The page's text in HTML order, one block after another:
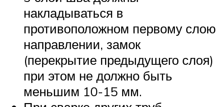
накладываться в
противоположном первому слою
направлении, замок
(перекрытие предыдущего слоя)
при этом не должно быть
меньшим 10-15 мм.